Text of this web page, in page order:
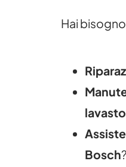
Hai
Bosch?